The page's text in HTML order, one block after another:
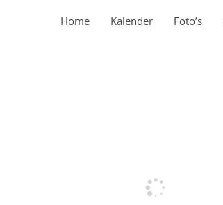
Home Kalender Foto’s